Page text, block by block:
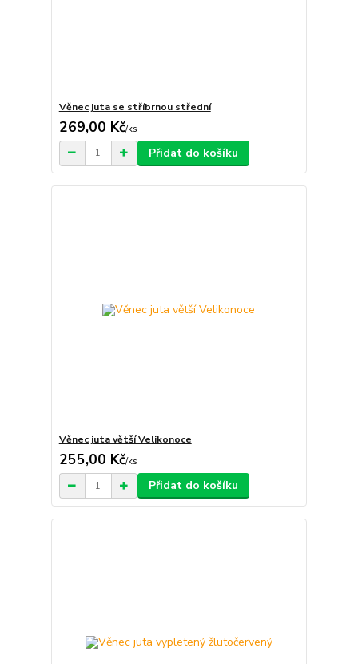
Věnec juta se stříbrnou střední
269,00 Kč/ks
Přidat do košíku
Věnec juta větší Velikonoce
255,00 Kč/ks
Přidat do košíku